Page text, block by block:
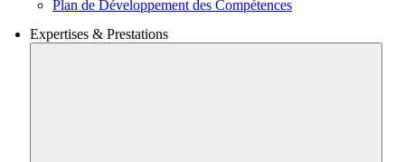
Plan de Développement des Compétences
Expertises & Prestations